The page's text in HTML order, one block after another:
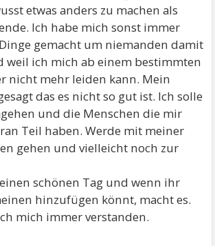
etwas anders zu machen als
Ich habe mich sonst immer
gemacht um niemanden damit
weil ich mich ab einem bestimmten
nicht mehr leiden kann. Mein
das es nicht so gut ist. Ich solle
und die Menschen die mir
Teil haben. Werde mit meiner
gehen und vielleicht noch zur
schönen Tag und wenn ihr
hinzufügen könnt, macht es.
mich immer verstanden.